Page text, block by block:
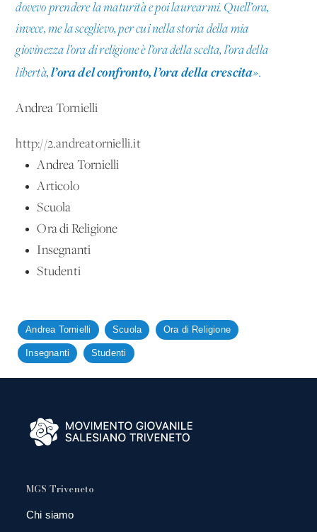
dovevo prendere la maturità e poi laurearmi. Quell’ora,
invece, me la sceglievo, per cui nella storia della mia
giovinezza l’ora di religione è l’ora della scelta, l’ora della
libertà,l’ora del confronto, l’ora della crescita».
Andrea Tornielli
http://2.andreatornielli.it
Andrea Tornielli
Articolo
Scuola
Ora di Religione
Insegnanti
Studenti
Andrea Tornielli Scuola Ora di Religione
Insegnanti Studenti
MGS Triveneto
Chi siamo